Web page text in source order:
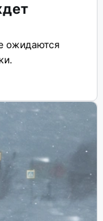
ожидаются